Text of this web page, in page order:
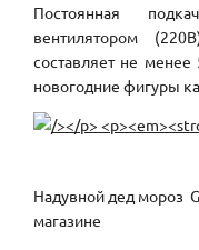
Постоянная
вентилятором
составляет не
новогодние фигуры
Надувной дед мороз
магазине